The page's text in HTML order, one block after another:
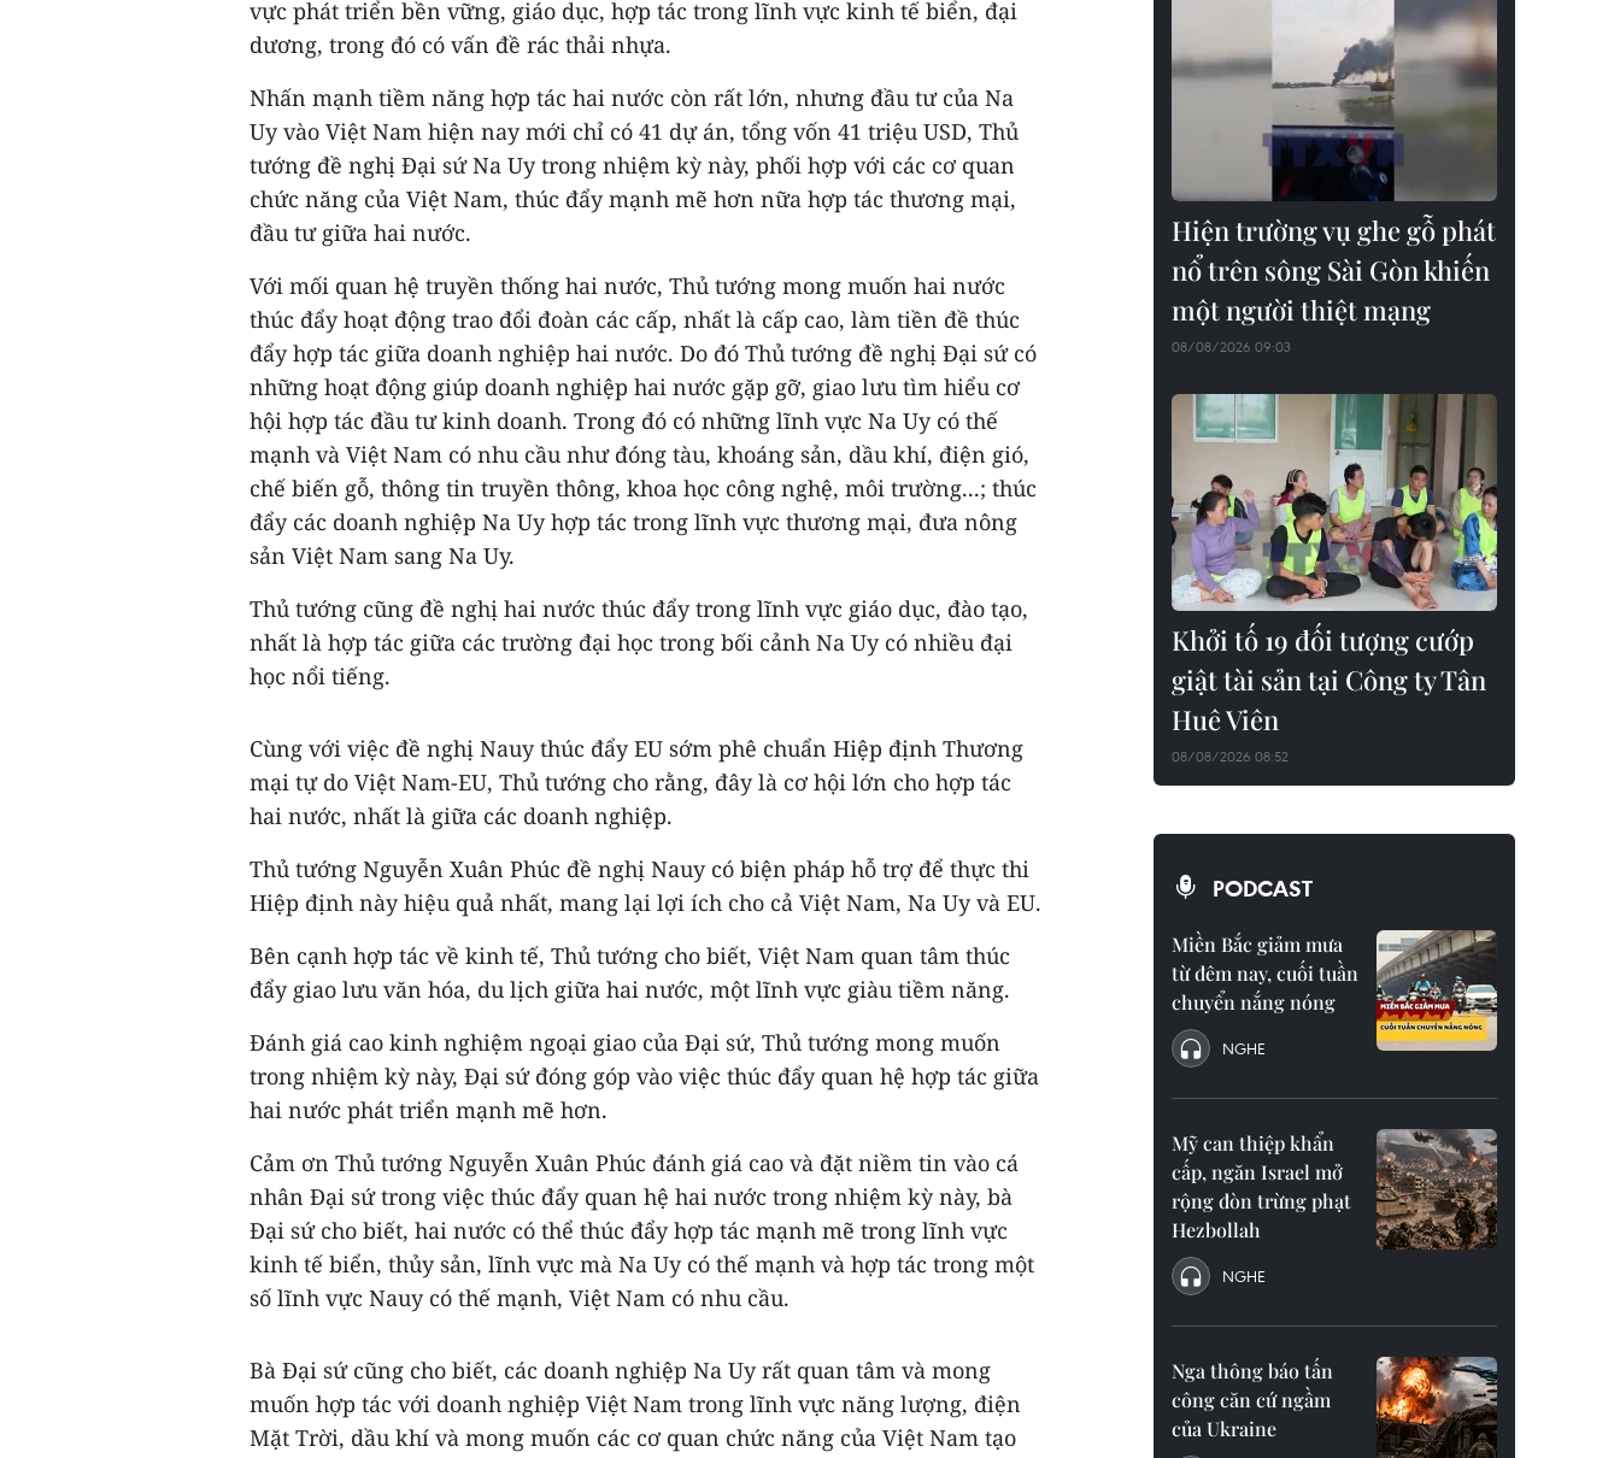
vực phát triển bền vững, giáo dục, hợp tác trong lĩnh vực kinh tế biển, đại
dương, trong đó có vấn đề rác thải nhựa.
Nhấn mạnh tiềm năng hợp tác hai nước còn rất lớn, nhưng đầu tư của Na
Uy vào Việt Nam hiện nay mới chỉ có 41 dự án, tổng vốn 41 triệu USD, Thủ
tướng đề nghị Đại sứ Na Uy trong nhiệm kỳ này, phối hợp với các cơ quan
chức năng của Việt Nam, thúc đẩy mạnh mẽ hơn nữa hợp tác thương mại,
đầu tư giữa hai nước.
Với mối quan hệ truyền thống hai nước, Thủ tướng mong muốn hai nước
thúc đẩy hoạt động trao đổi đoàn các cấp, nhất là cấp cao, làm tiền đề thúc
đẩy hợp tác giữa doanh nghiệp hai nước. Do đó Thủ tướng đề nghị Đại sứ có
những hoạt động giúp doanh nghiệp hai nước gặp gỡ, giao lưu tìm hiểu cơ
hội hợp tác đầu tư kinh doanh. Trong đó có những lĩnh vực Na Uy có thế
mạnh và Việt Nam có nhu cầu như đóng tàu, khoáng sản, dầu khí, điện gió,
chế biến gỗ, thông tin truyền thông, khoa học công nghệ, môi trường...; thúc
đẩy các doanh nghiệp Na Uy hợp tác trong lĩnh vực thương mại, đưa nông
sản Việt Nam sang Na Uy.
Thủ tướng cũng đề nghị hai nước thúc đẩy trong lĩnh vực giáo dục, đào tạo,
nhất là hợp tác giữa các trường đại học trong bối cảnh Na Uy có nhiều đại
học nổi tiếng.
Cùng với việc đề nghị Nauy thúc đẩy EU sớm phê chuẩn Hiệp định Thương
mại tự do Việt Nam-EU, Thủ tướng cho rằng, đây là cơ hội lớn cho hợp tác
hai nước, nhất là giữa các doanh nghiệp.
Thủ tướng Nguyễn Xuân Phúc đề nghị Nauy có biện pháp hỗ trợ để thực thi
Hiệp định này hiệu quả nhất, mang lại lợi ích cho cả Việt Nam, Na Uy và EU.
Bên cạnh hợp tác về kinh tế, Thủ tướng cho biết, Việt Nam quan tâm thúc
đẩy giao lưu văn hóa, du lịch giữa hai nước, một lĩnh vực giàu tiềm năng.
Đánh giá cao kinh nghiệm ngoại giao của Đại sứ, Thủ tướng mong muốn
trong nhiệm kỳ này, Đại sứ đóng góp vào việc thúc đẩy quan hệ hợp tác giữa
hai nước phát triển mạnh mẽ hơn.
Cảm ơn Thủ tướng Nguyễn Xuân Phúc đánh giá cao và đặt niềm tin vào cá
nhân Đại sứ trong việc thúc đẩy quan hệ hai nước trong nhiệm kỳ này, bà
Đại sứ cho biết, hai nước có thể thúc đẩy hợp tác mạnh mẽ trong lĩnh vực
kinh tế biển, thủy sản, lĩnh vực mà Na Uy có thế mạnh và hợp tác trong một
số lĩnh vực Nauy có thế mạnh, Việt Nam có nhu cầu.
Bà Đại sứ cũng cho biết, các doanh nghiệp Na Uy rất quan tâm và mong
muốn hợp tác với doanh nghiệp Việt Nam trong lĩnh vực năng lượng, điện
Mặt Trời, dầu khí và mong muốn các cơ quan chức năng của Việt Nam tạo
Hiện trường vụ ghe gỗ phát
nổ trên sông Sài Gòn khiến
một người thiệt mạng
08/08/2026 09:03
Khởi tố 19 đối tượng cướp
giật tài sản tại Công ty Tân
Huê Viên
08/08/2026 08:52
PODCAST
Miền Bắc giảm mưa
từ đêm nay, cuối tuần
chuyển nắng nóng
NGHE
Mỹ can thiệp khẩn
cấp, ngăn Israel mở
rộng đòn trừng phạt
Hezbollah
NGHE
Nga thông báo tấn
công căn cứ ngầm
của Ukraine